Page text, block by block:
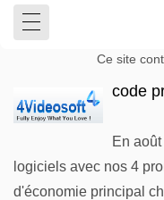
Ce site
code
En
logiciels avec nos 4
d'économie principal